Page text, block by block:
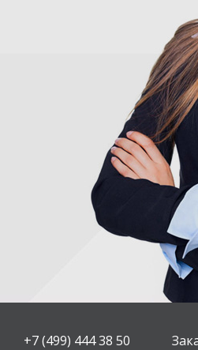
+7 (499) 444 38 50